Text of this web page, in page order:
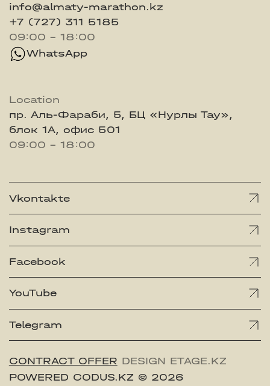
info@almaty-marathon.kz
+7 (727) 311 5185
09:00 - 18:00
WhatsApp
Location
пр. Аль-Фараби, 5, БЦ «Нурлы Тау»,
блок 1А, офис 501
09:00 - 18:00
Vkontakte
Instagram
Facebook
YouTube
Telegram
CONTRACT OFFER DESIGN ETAGE.KZ
POWERED CODUS.KZ © 2026